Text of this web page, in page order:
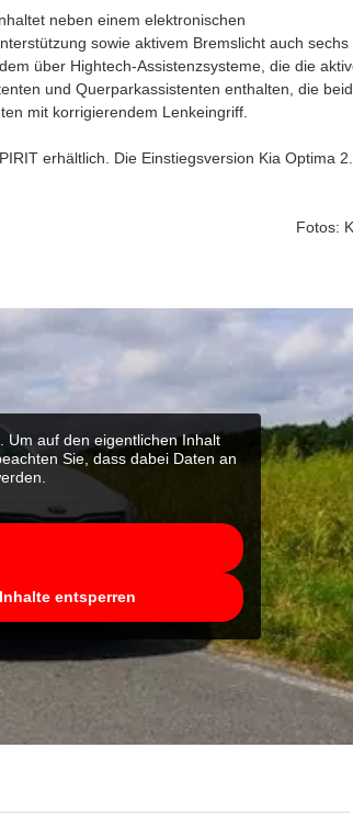
neben einem elektronischen
sowie aktivem Bremslicht auch sechs
über Hightech-Assistenzsysteme, die die
und Querparkassistenten enthalten, die
mit korrigierendem Lenkeingriff.
erhältlich. Die Einstiegsversion Kia Optima
Fotos:
. Um auf den eigentlichen Inhalt
Sie, dass dabei Daten an
entsperren